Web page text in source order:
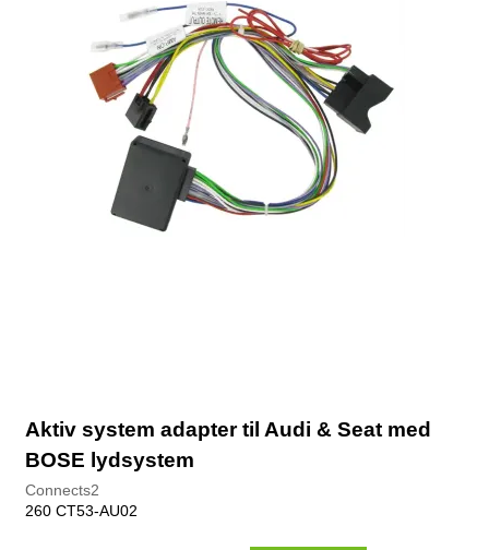
Aktiv system adapter til Audi & Seat med
BOSE lydsystem
Connects2
260 CT53-AU02